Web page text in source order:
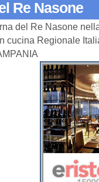
Re Nasone
del Re Nasone
cucina Regionale